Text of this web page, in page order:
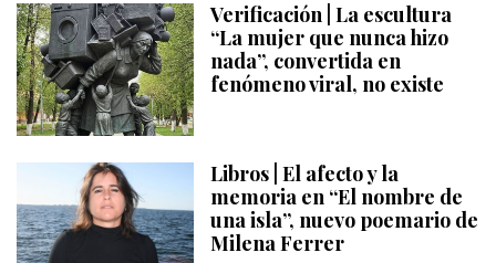
Verificación | La escultura
“La mujer que nunca hizo
nada”, convertida en
fenómeno viral, no existe
Libros | El afecto y la
memoria en “El nombre de
una isla”, nuevo poemario de
Milena Ferrer